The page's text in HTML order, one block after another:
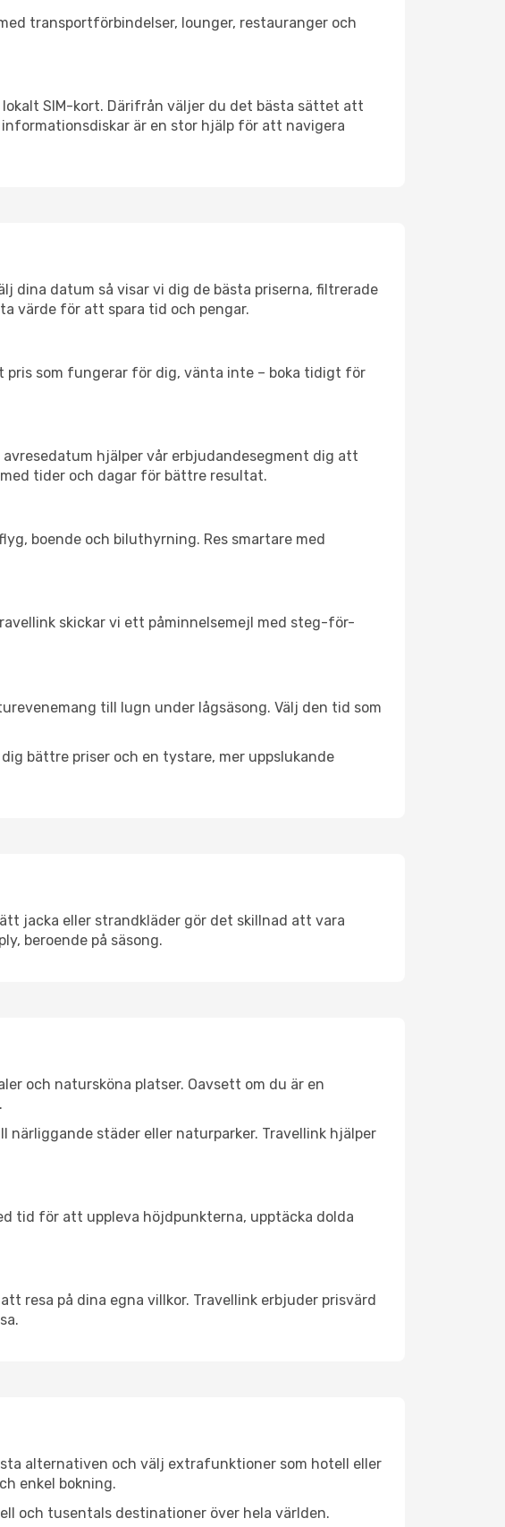
transportförbindelser, lounger, restauranger och
SIM-kort. Därifrån väljer du det bästa sättet att
är en stor hjälp för att navigera
dina datum så visar vi dig de bästa priserna, filtrerade
värde för att spara tid och pengar.
pris som fungerar för dig, vänta inte – boka tidigt för
hjälper vår erbjudandesegment dig att
tider och dagar för bättre resultat.
boende och biluthyrning. Res smartare med
skickar vi ett påminnelsemejl med steg-för-
till lugn under lågsäsong. Välj den tid som
bättre priser och en tystare, mer uppslukande
jacka eller strandkläder gör det skillnad att vara
beroende på säsong.
och natursköna platser. Oavsett om du är en
närliggande städer eller naturparker. Travellink hjälper
tid för att uppleva höjdpunkterna, upptäcka dolda
resa på dina egna villkor. Travellink erbjuder prisvärd
alternativen och välj extrafunktioner som hotell eller
enkel bokning.
och tusentals destinationer över hela världen.